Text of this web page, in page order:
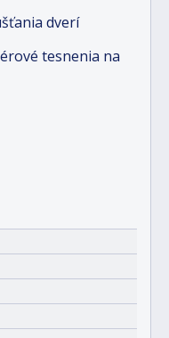
dverí
tesnenia na